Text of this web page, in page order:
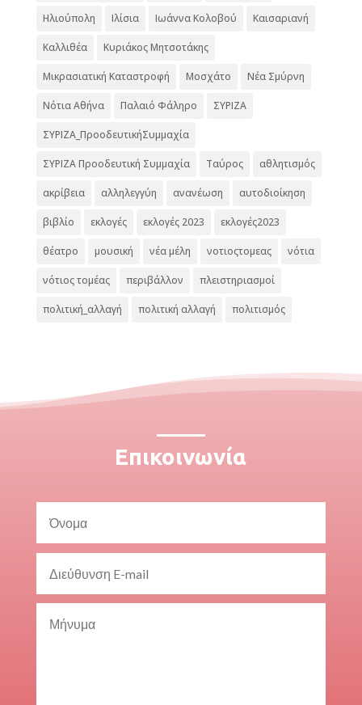
Ηλιούπολη Ιλίσια Ιωάννα Κολοβού Καισαριανή
Καλλιθέα Κυριάκος Μητσοτάκης
Μικρασιατική Καταστροφή Μοσχάτο Νέα Σμύρνη
Νότια Αθήνα Παλαιό Φάληρο ΣΥΡΙΖΑ
ΣΥΡΙΖΑ_ΠροοδευτικήΣυμμαχία
ΣΥΡΙΖΑ Προοδευτική Συμμαχία Ταύρος αθλητισμός
ακρίβεια αλληλεγγύη ανανέωση αυτοδιοίκηση
βιβλίο εκλογές εκλογές 2023 εκλογές2023
θέατρο μουσική νέα μέλη νοτιοςτομεας νότια
νότιος τομέας περιβάλλον πλειστηριασμοί
πολιτική_αλλαγή πολιτική αλλαγή πολιτισμός
Επικοινωνία